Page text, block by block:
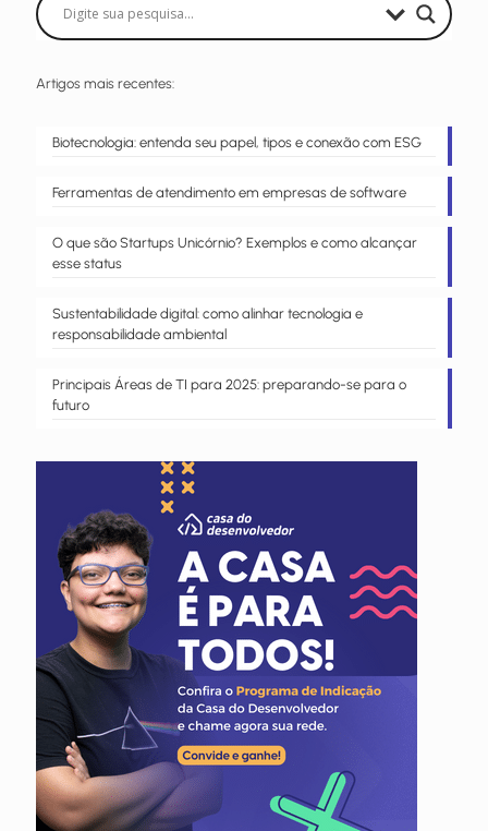
Artigos mais recentes:
Biotecnologia: entenda seu papel, tipos e conexão com ESG
Ferramentas de atendimento em empresas de software
O que são Startups Unicórnio? Exemplos e como alcançar
esse status
Sustentabilidade digital: como alinhar tecnologia e
responsabilidade ambiental
Principais Áreas de TI para 2025: preparando-se para o
futuro